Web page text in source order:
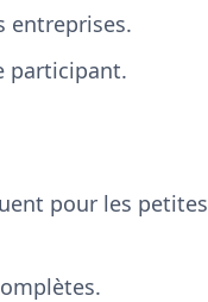
entreprises.
participant.
pour les petites